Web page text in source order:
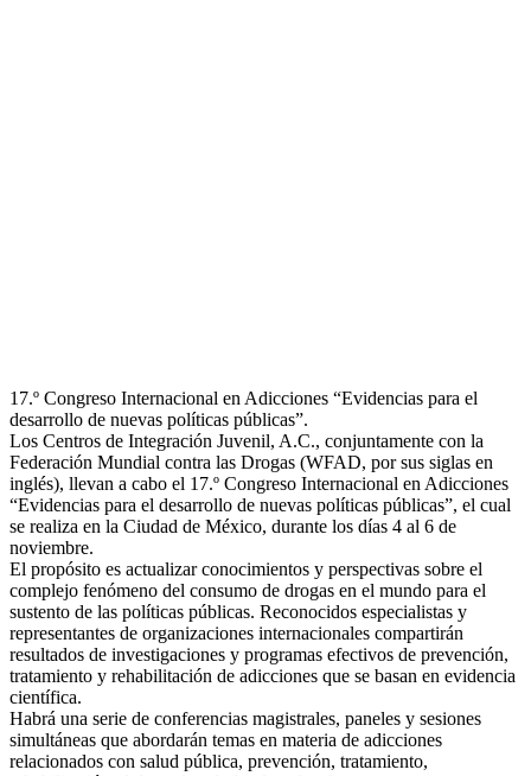
17.º Congreso Internacional en Adicciones “Evidencias para el
desarrollo de nuevas políticas públicas”.
Los Centros de Integración Juvenil, A.C., conjuntamente con la
Federación Mundial contra las Drogas (WFAD, por sus siglas en
inglés), llevan a cabo el 17.º Congreso Internacional en Adicciones
“Evidencias para el desarrollo de nuevas políticas públicas”, el cual
se realiza en la Ciudad de México, durante los días 4 al 6 de
noviembre.
El propósito es actualizar conocimientos y perspectivas sobre el
complejo fenómeno del consumo de drogas en el mundo para el
sustento de las políticas públicas. Reconocidos especialistas y
representantes de organizaciones internacionales compartirán
resultados de investigaciones y programas efectivos de prevención,
tratamiento y rehabilitación de adicciones que se basan en evidencia
científica.
Habrá una serie de conferencias magistrales, paneles y sesiones
simultáneas que abordarán temas en materia de adicciones
relacionados con salud pública, prevención, tratamiento,